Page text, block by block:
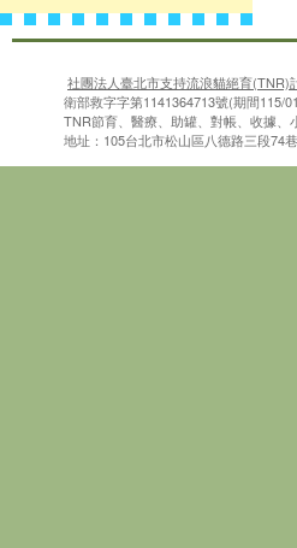
社團法人臺北市支持流浪貓絕育(TNR)
衛部救字字第1141364713號(期間115/
TNR節育、醫療、助罐、對帳、收據、
地址：105台北市松山區八德路三段74